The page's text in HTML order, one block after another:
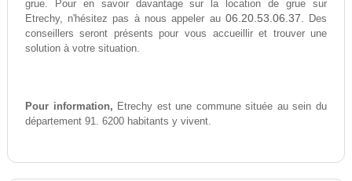
grue. Pour en savoir davantage sur la location de grue sur
Etrechy, n'hésitez pas à nous appeler au 06.20.53.06.37. Des
conseillers seront présents pour vous accueillir et trouver une
solution à votre situation.
Pour information, Etrechy est une commune située au sein du
département 91. 6200 habitants y vivent.